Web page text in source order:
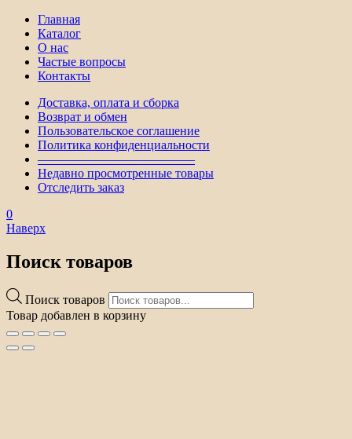
Главная
Каталог
О нас
Частые вопросы
Контакты
Доставка, оплата и сборка
Возврат и обмен
Пользовательское соглашение
Политика конфиденциальности
————————————–
Недавно просмотренные товары
Отследить заказ
0
Наверх
Поиск товаров
Поиск товаров
Товар добавлен в корзину